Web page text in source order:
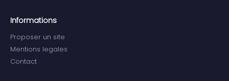
Informations
Proposer un site
Mentions legales
Contact